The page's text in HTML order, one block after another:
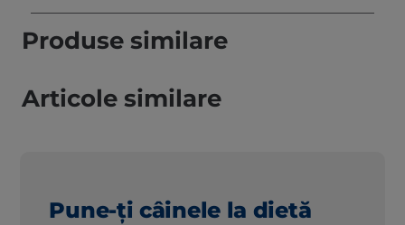
Produse similare
Articole similare
Pune-ți câinele la dietă